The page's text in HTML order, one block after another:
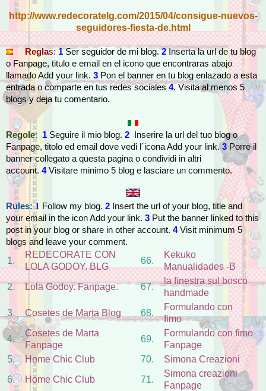
http://www.redecoratelg.com/2015/04/consigue-nuevos-
seguidores-fiesta-de.html
Reglas: 1 Ser seguidor de mi blog. 2 Inserta la url de tu blog
o Fanpage, titulo e email en el icono que encontraras abajo
llamado Add your link. 3 Pon el banner en tu blog enlazado a esta
entrada o comparte en tus redes sociales 4.Visita al menos 5
blogs y deja tu comentario.
Regole: 1 Seguire il mio blog. 2 Inserire la url del tuo blog o
Fanpage, titolo ed email dove vedi l´icona Add your link.3Porre il
banner collegato a questa pagina o condividi in altri
account. 4Visitare minimo 5 blog e lasciare un commento.
Rules: 1 Follow my blog. 2 Insert the url of your blog, title and
your email in the icon Add your link. 3 Put the banner linked to this
post in your blog or share in other account. 4Visit minimum 5
blogs and leave your comment.
1.
REDECORATE CON
LOLA GODOY. BLG
66.
Kekuko
Manualidades -B
2.
Lola Godoy. Fanpage. 67.
la finestra sul bosco
handmade
3.
Cosetes de Marta Blog 68.
Formulando con
fimo
4.
Cosetes de Marta
Fanpage
69.
Formulando con fimo
Fanpage
5.
Home Chic Club 70.
Simona Creazioni
6.
Home Chic Club 71.
Simona creazioni
Fanpage